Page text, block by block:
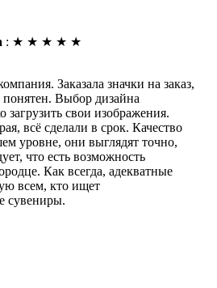
: ★ ★ ★ ★ ★
Заказала значки на заказ,
понятен. Выбор дизайна
загрузить свои изображения.
всё сделали в срок. Качество
уровне, они выглядят точно,
что есть возможность
Как всегда, адекватные
всем, кто ищет
сувениры.